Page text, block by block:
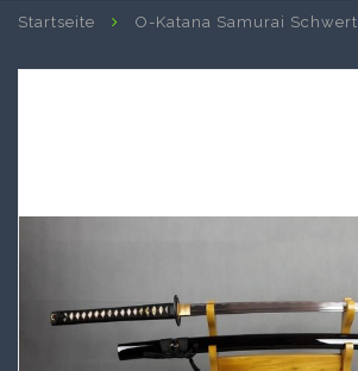
Startseite O-Katana Samurai Schwert